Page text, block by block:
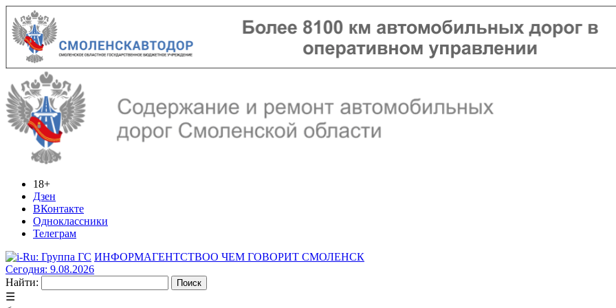
18+
Дзен
ВКонтакте
Одноклассники
Телеграм
ИНФОРМАГЕНТСТВОО ЧЕМ ГОВОРИТ СМОЛЕНСК
Сегодня: 9.08.2026
Найти:
☰